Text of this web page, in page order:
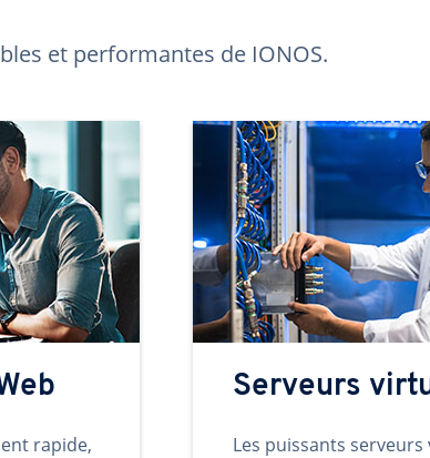
et performantes de IONOS.
rapide,
Serveurs
Les puissants